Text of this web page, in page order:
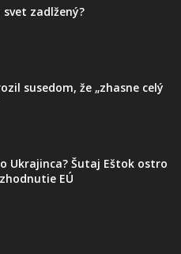
svet zadlžený?
susedom, že „zhasne celý
Ukrajinca? Šutaj Eštok ostro
EÚ